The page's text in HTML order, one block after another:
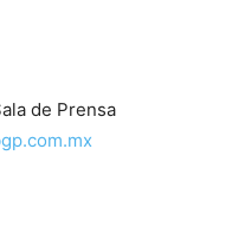
de Prensa